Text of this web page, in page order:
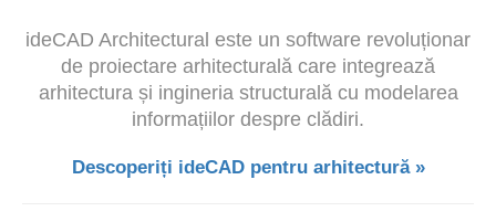
ideCAD Architectural este un software revoluționar
de proiectare arhitecturală care integrează
arhitectura și ingineria structurală cu modelarea
informațiilor despre clădiri.
Descoperiți ideCAD pentru arhitectură »